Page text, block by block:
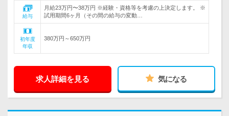
給与
月給23万円〜38万円 ※経験・資格等を考慮の上決定します。 ※
試用期間6ヶ月（その間の給与の変動…
初年度
年収
380万円～650万円
求人詳細を見る 気になる